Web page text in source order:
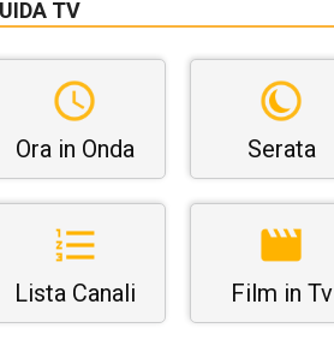
TV
Ora in Onda Serata
Lista Canali Film in Tv